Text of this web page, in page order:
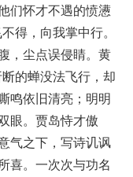
们怀才不遇的愤懑
得，向我掌中行。
，尘点误侵睛。黄
的蝉没法飞行，却
鸣依旧清亮；明明
眼。贾岛恃才傲
气之下，写诗讥讽
喜。一次次与功名